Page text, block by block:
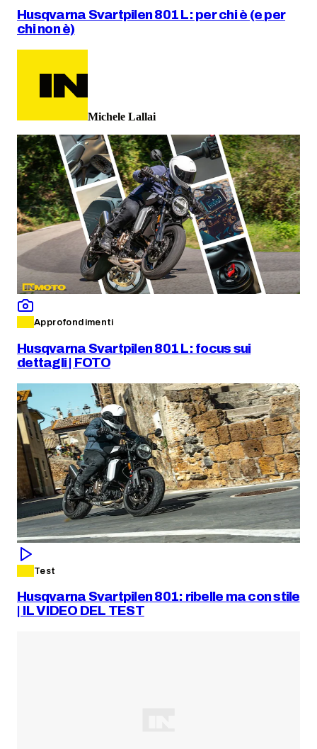
Husqvarna Svartpilen 801 L: per chi è (e per
chi non è)
Michele Lallai
Approfondimenti
Husqvarna Svartpilen 801 L: focus sui
dettagli | FOTO
Test
Husqvarna Svartpilen 801: ribelle ma con stile
| IL VIDEO DEL TEST